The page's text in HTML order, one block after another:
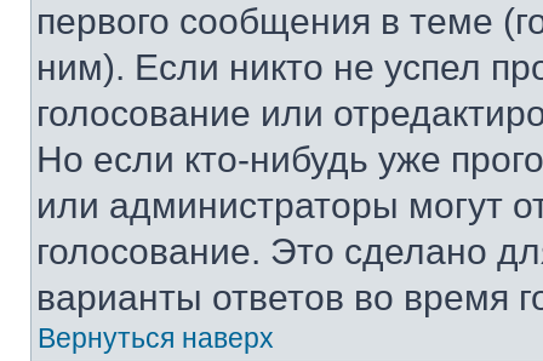
первого сообщения в теме
ним). Если никто не успел
голосование или
Но если кто-нибудь уже
или администраторы могут
голосование. Это сделано
варианты ответов во время
Вернуться наверх